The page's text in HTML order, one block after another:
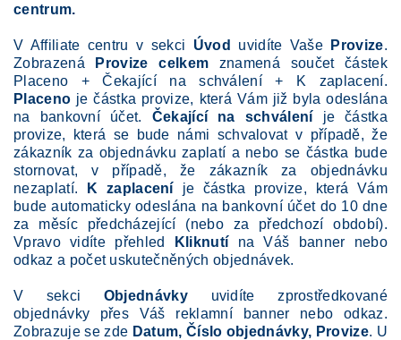
centrum.
V Affiliate centru v sekci Úvod uvidíte Vaše Provize.
Zobrazená
Provize celkem znamená součet částek
Placeno + Čekající na schválení + K zaplacení.
Placeno je částka provize, která Vám již byla odeslána
na bankovní účet. Čekající na schválení je částka
provize, která se bude námi schvalovat v případě, že
zákazník za objednávku zaplatí a nebo se částka bude
stornovat, v případě, že zákazník za objednávku
nezaplatí.
K zaplacení je částka provize, která Vám
bude automaticky odeslána na bankovní účet do 10 dne
za měsíc předcházející (nebo za předchozí období).
Vpravo vidíte přehled
Kliknutí na Váš banner nebo
odkaz a počet uskutečněných objednávek.
V sekci Objednávky uvidíte zprostředkované
objednávky přes Váš reklamní banner nebo odkaz.
Zobrazuje se zde Datum, Číslo objednávky, Provize. U